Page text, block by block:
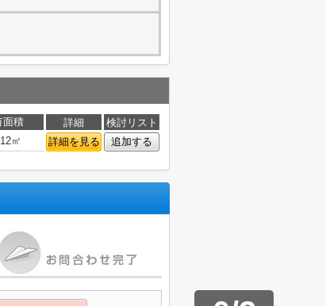
面積 詳細
検討リスト
㎡ 詳細を見る 追加する